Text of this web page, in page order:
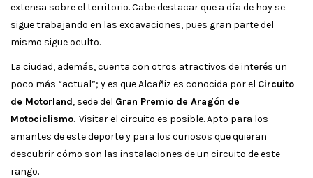
extensa sobre el territorio. Cabe destacar que a día de hoy se
sigue trabajando en las excavaciones, pues gran parte del
mismo sigue oculto.
La ciudad, además, cuenta con otros atractivos de interés un
poco más “actual”; y es que Alcañiz es conocida por el Circuito
de Motorland, sede del Gran Premio de Aragón de
Motociclismo. Visitar el circuito es posible. Apto para los
amantes de este deporte y para los curiosos que quieran
descubrir cómo son las instalaciones de un circuito de este
rango.